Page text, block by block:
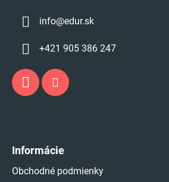
info@edur.sk
+421 905 386 247
Informácie
Obchodné podmienky